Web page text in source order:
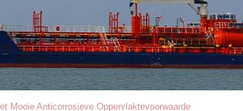
Mooie Anticorrosieve Oppervlaktevoorwaarde